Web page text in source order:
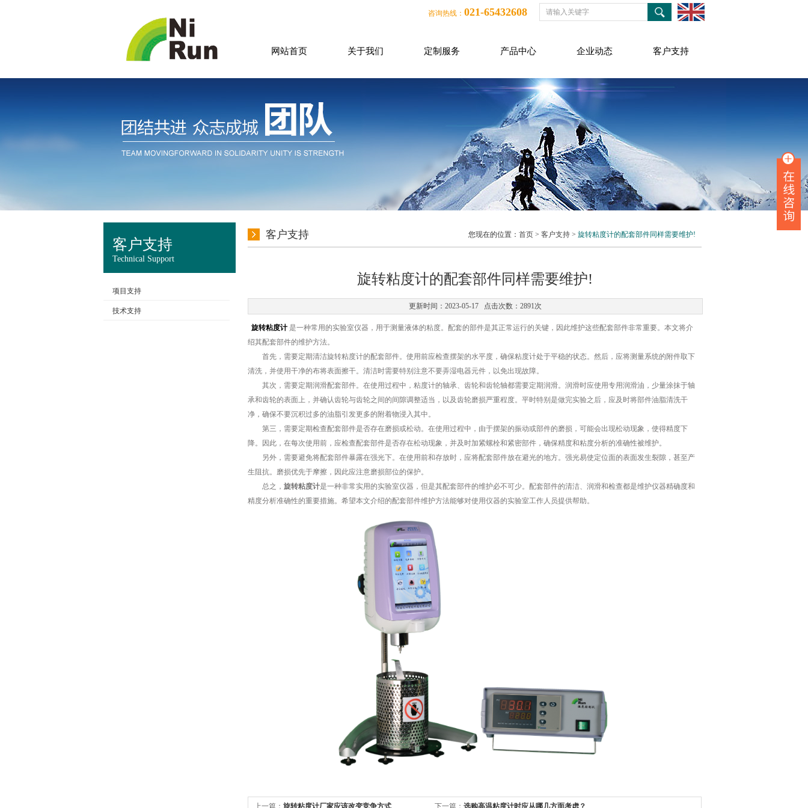
咨询热线： 021-65432608
网站首页 关于我们 定制服务 产品中心 企业动态 客户支持
客户支持
Technical Support
项目支持
技术支持
客户支持 您现在的位置： 首页 > 客户支持 > 旋转粘度计的配套部件同样需要维护!
旋转粘度计的配套部件同样需要维护!
更新时间：2023-05-17 点击次数：2891次
旋转粘度计 是一种常用的实验室仪器，用于测量液体的粘度。配套的部件是其正常运行的关键，因此维护这些配套部件非常重要。本文将介
绍其配套部件的维护方法。
首先，需要定期清洁旋转粘度计的配套部件。使用前应检查摆架的水平度，确保粘度计处于平稳的状态。然后，应将测量系统的附件取下
清洗，并使用干净的布将表面擦干。清洁时需要特别注意不要弄湿电器元件，以免出现故障。
其次，需要定期润滑配套部件。在使用过程中，粘度计的轴承、齿轮和齿轮轴都需要定期润滑。润滑时应使用专用润滑油，少量涂抹于轴
承和齿轮的表面上，并确认齿轮与齿轮之间的间隙调整适当，以及齿轮磨损严重程度。平时特别是做完实验之后，应及时将部件油脂清洗干
净，确保不要沉积过多的油脂引发更多的附着物浸入其中。
第三，需要定期检查配套部件是否存在磨损或松动。在使用过程中，由于摆架的振动或部件的磨损，可能会出现松动现象，使得精度下
降。因此，在每次使用前，应检查配套部件是否存在松动现象，并及时加紧螺栓和紧密部件，确保精度和粘度分析的准确性被维护。
另外，需要避免将配套部件暴露在强光下。在使用前和存放时，应将配套部件放在避光的地方。强光易使定位面的表面发生裂隙，甚至产
生阻抗。磨损优先于摩擦，因此应注意磨损部位的保护。
总之， 旋转粘度计是一种非常实用的实验室仪器，但是其配套部件的维护必不可少。配套部件的清洁、润滑和检查都是维护仪器精确度和
精度分析准确性的重要措施。希望本文介绍的配套部件维护方法能够对使用仪器的实验室工作人员提供帮助。
上一篇： 旋转粘度计厂家应该改变竞争方式 下一篇： 选购高温粘度计时应从哪几方面考虑？